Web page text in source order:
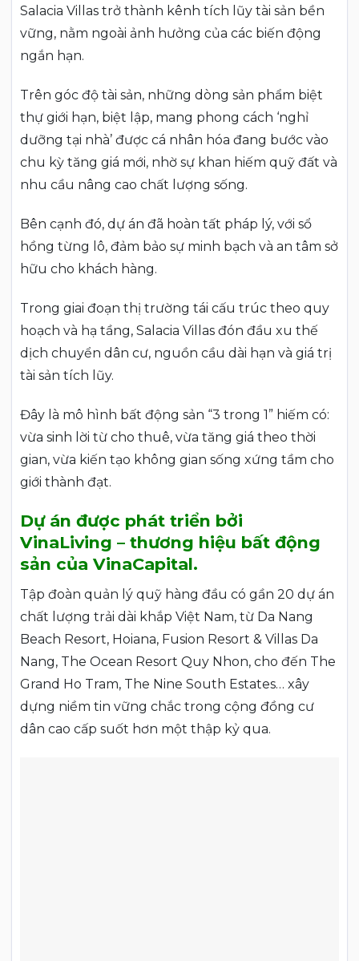
Salacia Villas trở thành kênh tích lũy tài sản bền
vững, nằm ngoài ảnh hưởng của các biến động
ngắn hạn.
Trên góc độ tài sản, những dòng sản phẩm biệt
thự giới hạn, biệt lập, mang phong cách ‘nghỉ
dưỡng tại nhà’ được cá nhân hóa đang bước vào
chu kỳ tăng giá mới, nhờ sự khan hiếm quỹ đất và
nhu cầu nâng cao chất lượng sống.
Bên cạnh đó, dự án đã hoàn tất pháp lý, với sổ
hồng từng lô, đảm bảo sự minh bạch và an tâm sở
hữu cho khách hàng.
Trong giai đoạn thị trường tái cấu trúc theo quy
hoạch và hạ tầng, Salacia Villas đón đầu xu thế
dịch chuyển dân cư, nguồn cầu dài hạn và giá trị
tài sản tích lũy.
Đây là mô hình bất động sản “3 trong 1” hiếm có:
vừa sinh lời từ cho thuê, vừa tăng giá theo thời
gian, vừa kiến tạo không gian sống xứng tầm cho
giới thành đạt.
Dự án được phát triển bởi
VinaLiving – thương hiệu bất động
sản của VinaCapital.
Tập đoàn quản lý quỹ hàng đầu có gần 20 dự án
chất lượng trải dài khắp Việt Nam, từ Da Nang
Beach Resort, Hoiana, Fusion Resort & Villas Da
Nang, The Ocean Resort Quy Nhon, cho đến The
Grand Ho Tram, The Nine South Estates… xây
dựng niềm tin vững chắc trong cộng đồng cư
dân cao cấp suốt hơn một thập kỷ qua.